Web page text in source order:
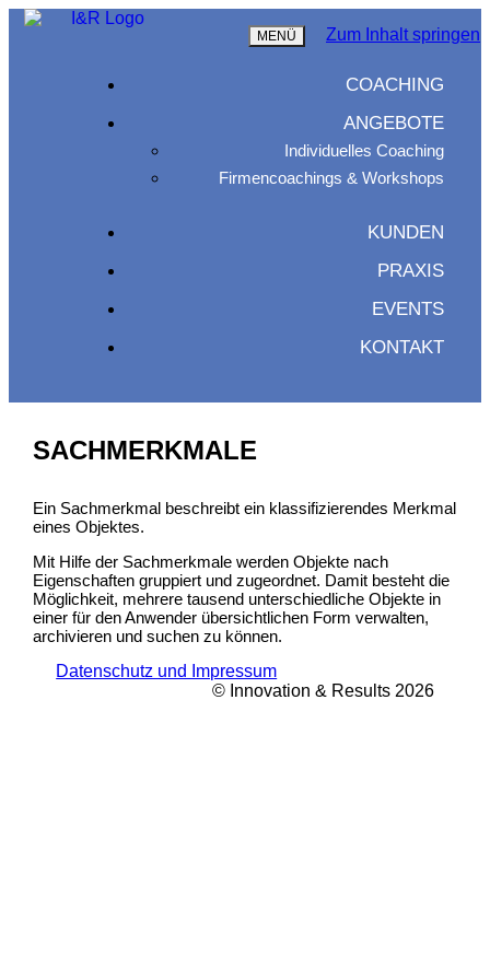
MENÜ Zum Inhalt springen
COACHING
ANGEBOTE
Individuelles Coaching
Firmencoachings & Workshops
KUNDEN
PRAXIS
EVENTS
KONTAKT
SACHMERKMALE
Ein Sachmerkmal beschreibt ein klassifizierendes Merkmal
eines Objektes.
Mit Hilfe der Sachmerkmale werden Objekte nach
Eigenschaften gruppiert und zugeordnet. Damit besteht die
Möglichkeit, mehrere tausend unterschiedliche Objekte in
einer für den Anwender übersichtlichen Form verwalten,
archivieren und suchen zu können.
Datenschutz und Impressum
© Innovation & Results 2026